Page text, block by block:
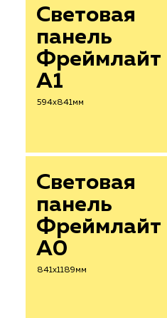
Световая
панель
Фреймлайт
А1
594х841мм
Световая
панель
Фреймлайт
А0
841х1189мм